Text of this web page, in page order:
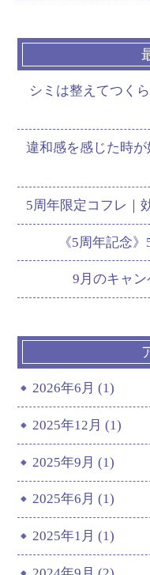
シミは整えてつく
違和感を感じた時
5周年限定コフレ｜
《5周年記念
9月のキャ
2026年6月 (1)
2025年12月 (1)
2025年9月 (1)
2025年6月 (1)
2025年1月 (1)